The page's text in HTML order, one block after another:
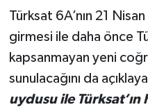
Türksat 6A’nın 21
girmesi ile daha önce
kapsanmayan yeni
sunulacağını da
uydusu ile